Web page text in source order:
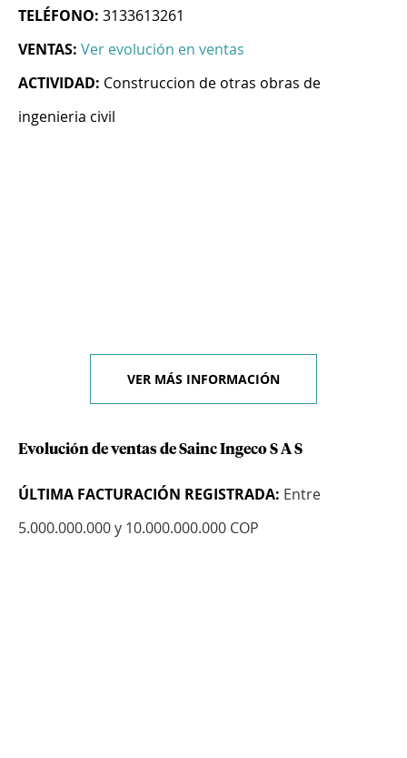
TELÉFONO: 3133613261
VENTAS: Ver evolución en ventas
ACTIVIDAD: Construccion de otras obras de
ingenieria civil
VER MÁS INFORMACIÓN
Evolución de ventas de Sainc Ingeco S A S
ÚLTIMA FACTURACIÓN REGISTRADA: Entre
5.000.000.000 y 10.000.000.000 COP